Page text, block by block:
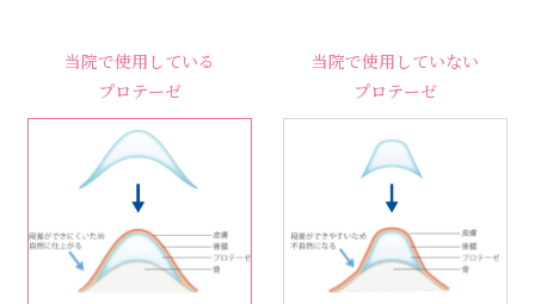
当院で使用している
プロテーゼ
当院で使用していない
プロテーゼ